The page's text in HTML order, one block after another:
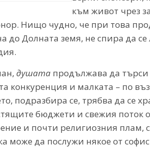
към живот чрез
Нищо чудно, че при това
до Долната земя, не спира да
душата продължава да търси
конкуренция и малката – по
подразбира се, трябва да се
бюджети и свежия поток
и почти религиозния плам,
може да послужи някое от